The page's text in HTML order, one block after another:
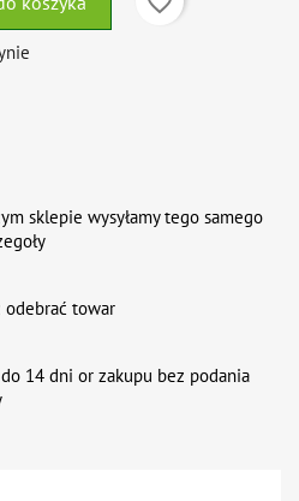
sklepie wysyłamy tego samego
odebrać towar
14 dni or zakupu bez podania